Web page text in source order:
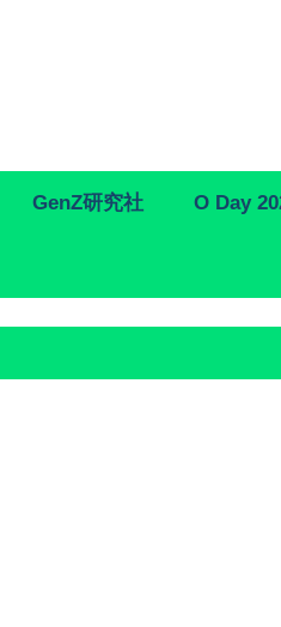
GenZ研究社 O Day